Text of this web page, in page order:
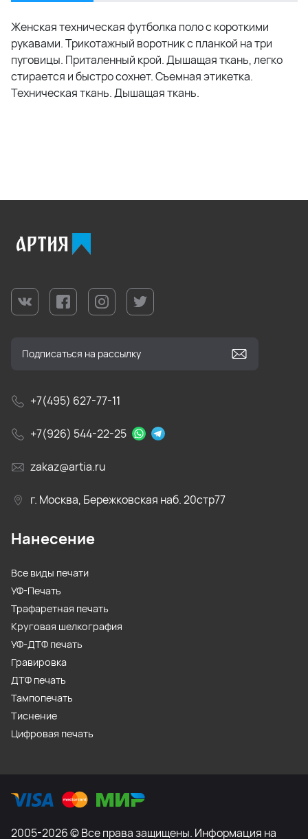
Женская техническая футболка поло с короткими
рукавами. Трикотажный воротник с планкой на три
пуговицы. Приталенный крой. Дышащая ткань, легко
стирается и быстро сохнет. Съемная этикетка.
Техническая ткань. Дышащая ткань.
+7(495) 627-77-11
+7(926) 544-22-25
zakaz@artia.ru
г. Москва, Бережковская наб. 20стр77
Нанесение
Все виды печати
УФ-Печать
Трафаретная печать
Круговая шелкография
УФ-ДТФ печать
Гравировка
ДТФ печать
Тампопечать
Тиснение
Цифровая печать
2005-2026 © Все права защищены. Информация на